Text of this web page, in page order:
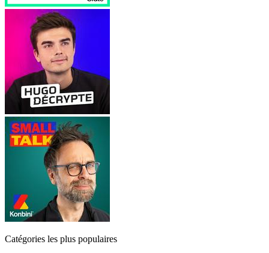
Catégories les plus populaires